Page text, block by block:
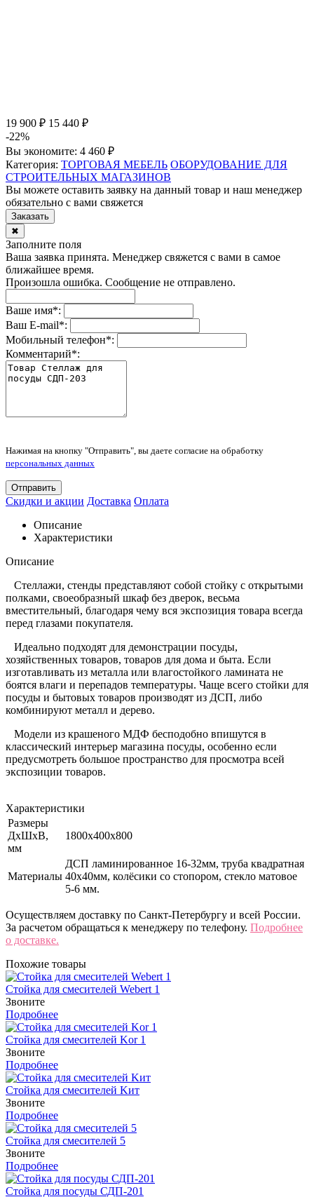
19 900 ₽ 15 440 ₽
-22%
Вы экономите: 4 460 ₽
Категория: ТОРГОВАЯ МЕБЕЛЬ ОБОРУДОВАНИЕ ДЛЯ
СТРОИТЕЛЬНЫХ МАГАЗИНОВ
Вы можете оставить заявку на данный товар и наш менеджер
обязательно с вами свяжется
Заказать
✖
Заполните поля
Ваша заявка принята. Менеджер свяжется с вами в самое
ближайшее время.
Произошла ошибка. Сообщение не отправлено.
Ваше имя*:
Ваш E-mail*:
Мобильный телефон*:
Комментарий*:
Нажимая на кнопку "Отправить", вы даете согласие на обработку
персональных данных
Отправить
Скидки и акции Доставка Оплата
Описание
Характеристики
Описание
Стеллажи, стенды представляют собой стойку с открытыми
полками, своеобразный шкаф без дверок, весьма
вместительный, благодаря чему вся экспозиция товара всегда
перед глазами покупателя.
Идеально подходят для демонстрации посуды,
хозяйственных товаров, товаров для дома и быта. Если
изготавливать из металла или влагостойкого ламината не
боятся влаги и перепадов температуры. Чаще всего стойки для
посуды и бытовых товаров производят из ДСП, либо
комбинируют металл и дерево.
Модели из крашеного МДФ бесподобно впишутся в
классический интерьер магазина посуды, особенно если
предусмотреть большое пространство для просмотра всей
экспозиции товаров.
Характеристики
Размеры
ДхШхВ,
мм
1800х400х800
Материалы
ДСП ламинированное 16-32мм, труба квадратная
40х40мм, колёсики со стопором, стекло матовое
5-6 мм.
Осуществляем доставку по Санкт-Петербургу и всей России.
За расчетом обращаться к менеджеру по телефону. Подробнее
о доставке.
Похожие товары
Стойка для смесителей Webert 1
Звоните
Подробнее
Стойка для смесителей Kor 1
Звоните
Подробнее
Стойка для смесителей Kит
Звоните
Подробнее
Стойка для смесителей 5
Звоните
Подробнее
Стойка для посуды СДП-201